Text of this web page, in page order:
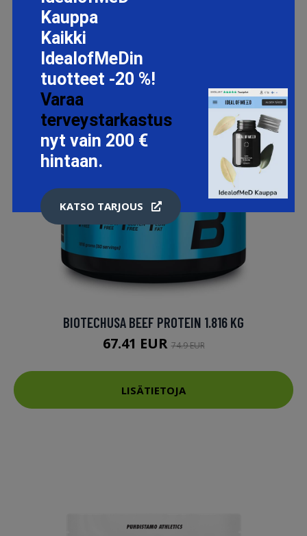
BIOTECHUSA BEEF PROTEIN 1.816 KG
67.41 EUR74.9 EUR
LISÄTIETOJA
Kauppa
Kaikki
IdealofMeDin
tuotteet -20 %!
Varaa
terveystarkastus
nyt vain 200 €
hintaan.
KATSO TARJOUS